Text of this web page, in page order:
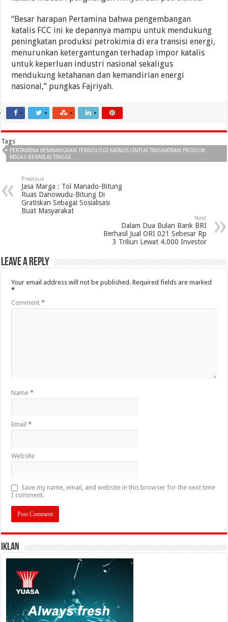
“Besar harapan Pertamina bahwa pengembangan
katalis FCC ini ke depannya mampu untuk mendukung
peningkatan produksi petrokimia di era transisi energi,
menurunkan ketergantungan terhadap impor katalis
untuk keperluan industri nasional sekaligus
mendukung ketahanan dan kemandirian energi
nasional,” pungkas Fajriyah.
Tags
PERTAMINA KEMBANGKAN TEKNOLOGI KATALIS UNTUK TINGKATKAN PRODUK
MIGAS BERNILAI TINGGI
Previous
Jasa Marga : Tol Manado-Bitung
Ruas Danowudu-Bitung Di
Gratiskan Sebagai Sosialisasi
Buat Masyarakat
Next
Dalam Dua Bulan Bank BRI
Berhasil Jual ORI 021 Sebesar Rp
3 Triliun Lewat 4.000 Investor
Leave a Reply
Your email address will not be published. Required fields are marked
*
Comment*
Name*
Email*
Website
Save my name, email, and website in this browser for the next time
I comment.
IKLAN